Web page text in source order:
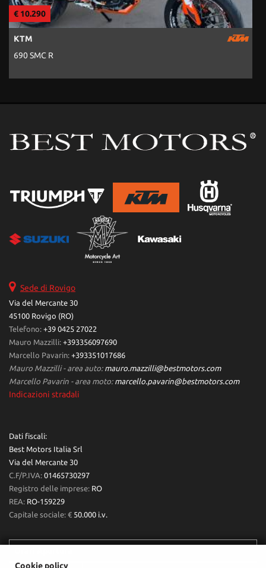
€ 10.290
KTM
690 SMC R
Sede di Rovigo
Via del Mercante 30
45100 Rovigo (RO)
Telefono: +39 0425 27022
Mauro Mazzilli: +393356097690
Marcello Pavarin: +393351017686
Mauro Mazzilli - area auto: mauro.mazzilli@bestmotors.com
Marcello Pavarin - area moto: marcello.pavarin@bestmotors.com
Indicazioni stradali
Dati fiscali:
Best Motors Italia Srl
Via del Mercante 30
C.F/P.IVA: 01465730297
Registro delle imprese: RO
REA: RO-159229
Capitale sociale: € 50.000 i.v.
Cookie policy